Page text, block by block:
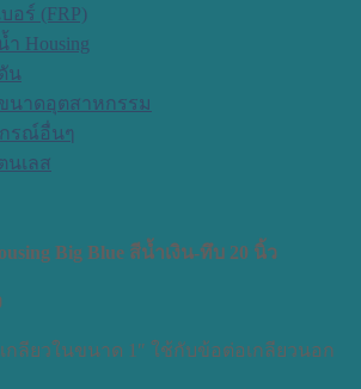
อร์ (FRP)
Housing
น
นาดอุตสาหกรรม
รณ์อื่นๆ
นเลส
Big Blue สีน้ำเงิน-ทึบ 20 นิ้ว
กลียวในขนาด 1″ ใช้กับข้อต่อเกลียวนอก